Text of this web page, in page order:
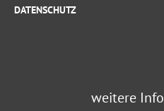
DATENSCHUTZ
weitere